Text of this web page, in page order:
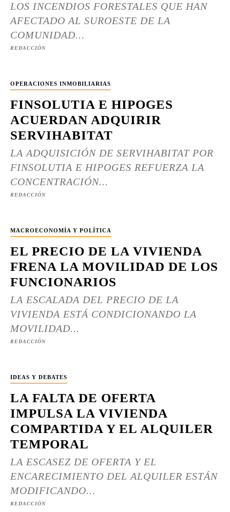
LOS INCENDIOS FORESTALES QUE HAN
AFECTADO AL SUROESTE DE LA
COMUNIDAD...
REDACCIÓN
OPERACIONES INMOBILIARIAS
FINSOLUTIA E HIPOGES
ACUERDAN ADQUIRIR
SERVIHABITAT
LA ADQUISICIÓN DE SERVIHABITAT POR
FINSOLUTIA E HIPOGES REFUERZA LA
CONCENTRACIÓN...
REDACCIÓN
MACROECONOMÍA Y POLÍTICA
EL PRECIO DE LA VIVIENDA
FRENA LA MOVILIDAD DE LOS
FUNCIONARIOS
LA ESCALADA DEL PRECIO DE LA
VIVIENDA ESTÁ CONDICIONANDO LA
MOVILIDAD...
REDACCIÓN
IDEAS Y DEBATES
LA FALTA DE OFERTA
IMPULSA LA VIVIENDA
COMPARTIDA Y EL ALQUILER
TEMPORAL
LA ESCASEZ DE OFERTA Y EL
ENCARECIMIENTO DEL ALQUILER ESTÁN
MODIFICANDO...
REDACCIÓN